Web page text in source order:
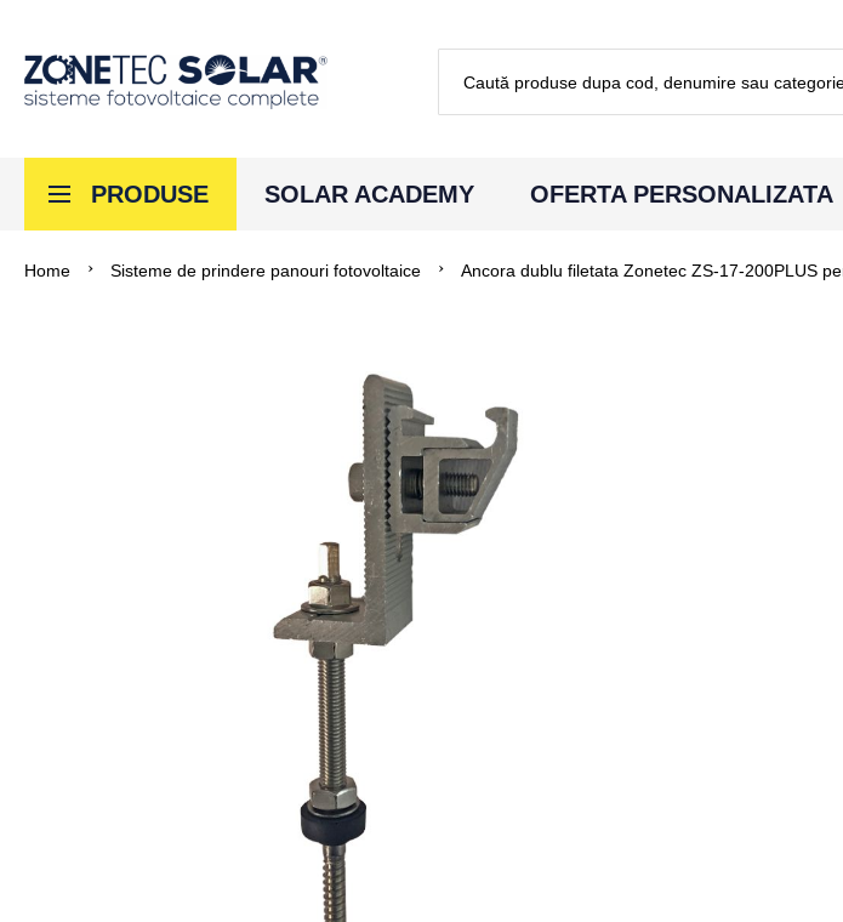
PRODUSE SOLAR ACADEMY OFERTA PERSONALIZATA
Home Sisteme de prindere panouri fotovoltaice Ancora dublu filetata Zonetec ZS-17-200PLUS